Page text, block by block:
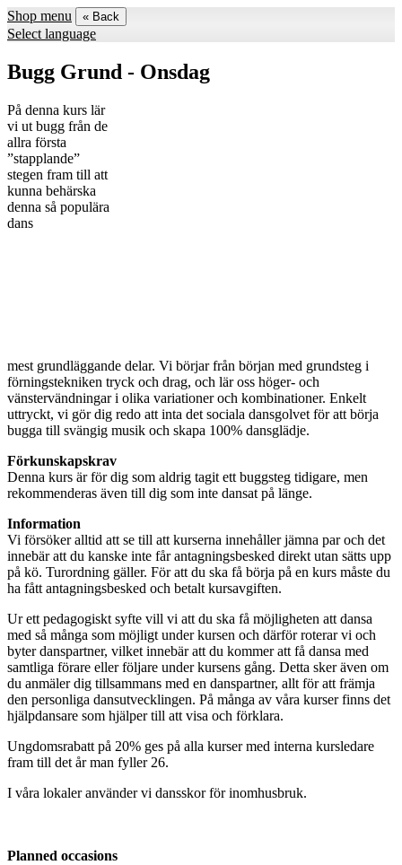
Shop menu « Back
Select language
Bugg Grund - Onsdag
På denna kurs lär
vi ut bugg från de
allra första
”stapplande”
stegen fram till att
kunna behärska
denna så populära
dans
mest grundläggande delar. Vi börjar från början med grundsteg i
förningstekniken tryck och drag, och lär oss höger- och
vänstervändningar i olika variationer och kombinationer. Enkelt
uttryckt, vi gör dig redo att inta det sociala dansgolvet för att börja
bugga till svängig musik och skapa 100% dansglädje.
Förkunskapskrav
Denna kurs är för dig som aldrig tagit ett buggsteg tidigare, men
rekommenderas även till dig som inte dansat på länge.
Information
Vi försöker alltid att se till att kurserna innehåller jämna par och det
innebär att du kanske inte får antagningsbesked direkt utan sätts upp
på kö. Turordning gäller. För att du ska få börja på en kurs måste du
ha fått antagningsbesked och betalt kursavgiften.
Ur ett pedagogiskt syfte vill vi att du ska få möjligheten att dansa
med så många som möjligt under kursen och därför roterar vi och
byter danspartner, vilket innebär att du kommer att få dansa med
samtliga förare eller följare under kursens gång. Detta sker även om
du anmäler dig tillsammans med en danspartner, allt för att främja
den personliga dansutvecklingen. På många av våra kurser finns det
hjälpdansare som hjälper till att visa och förklara.
Ungdomsrabatt på 20% ges på alla kurser med interna kursledare
fram till det år man fyller 26.
I våra lokaler använder vi dansskor för inomhusbruk.
Planned occasions